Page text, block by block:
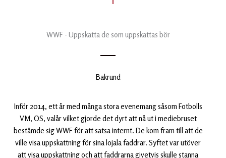
WWF - Uppskatta de som uppskattas bör
Bakrund
Inför 2014, ett år med många stora evenemang såsom Fotbolls
VM, OS, valår vilket gjorde det dyrt att nå ut i mediebruset
bestämde sig WWF för att satsa internt. De kom fram till att de
ville visa uppskattning för sina lojala faddrar. Syftet var utöver
att visa uppskattning och att faddrarna givetvis skulle stanna